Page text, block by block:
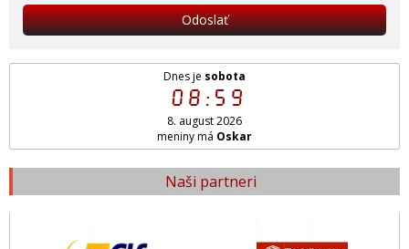
Odoslať
Dnes je sobota
08:59
8. august 2026
meniny má Oskar
Naši partneri